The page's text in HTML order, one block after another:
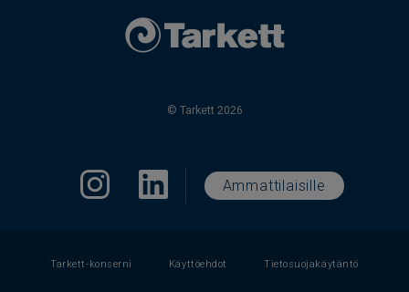
© Tarkett 2026
Ammattilaisille
Tarkett-konserni Käyttöehdot Tietosuojakäytäntö